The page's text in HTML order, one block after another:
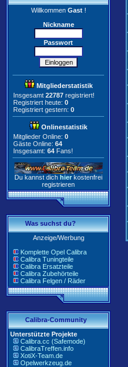
WillkommenGast!
Nickname
Passwort
Mitgliederstatistik
Insgesamt 22787 registriert!
Registriert heute: 0
Registriert gestern: 0
Onlinestatistik
Mitglieder Online: 0
Gäste Online: 64
Insgesamt: 64 Fans!
Du kannst dich hier kostenfrei
registrieren
Was suchst du?
Anzeige/Werbung
Komplette Opel Calibra
Calibra Tuningteile
Calibra Ersatzteile
Calibra Zubehörteile
Calibra Felgen / Räder
Calibra-Community
Unterstützte Projekte
Calibra.cc (Safemode)
CalibraTreffen.info
XotiX-Team.de
Opelwerkzeug.de